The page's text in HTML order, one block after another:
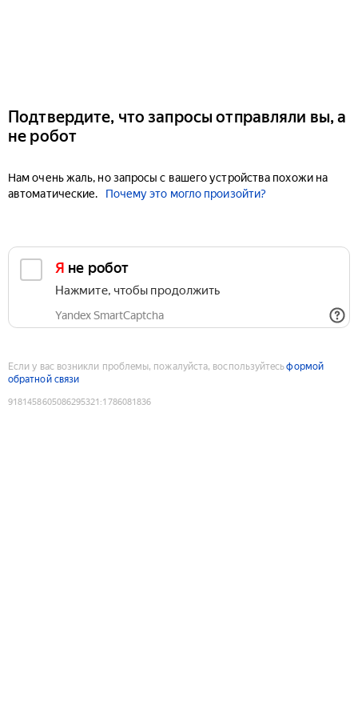
Подтвердите, что запросы отправляли вы, а
не робот
Нам очень жаль, но запросы с вашего устройства похожи на
автоматические.
Почему это могло произойти?
Я не робот
Нажмите, чтобы продолжить
Yandex SmartCaptcha
Если у вас возникли проблемы, пожалуйста, воспользуйтесьформой
обратной связи
9181458605086295321 :1786081836